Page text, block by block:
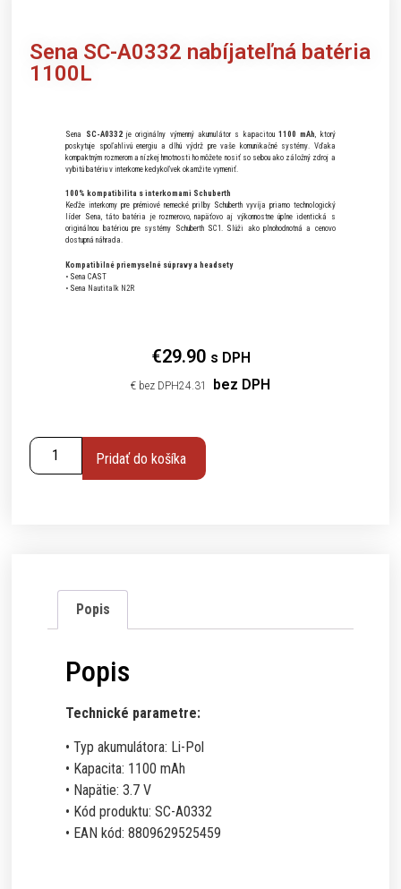
Sena SC-A0332 nabíjateľná batéria
1100L
Sena SC-A0332je originálny výmenný akumulátor s kapacitou 1100 mAh
, ktorý
poskytuje spoľahlivú energiu a dlhú výdrž pre vaše komunikačné systémy. Vďaka
kompaktným rozmerom a nízkej hmotnosti ho môžete nosiť so sebou ako záložný zdroj a
vybitú batériu v interkome kedykoľvek okamžite vymeniť.
100% kompatibilita s interkomami Schuberth
Keďže interkomy pre prémiové nemecké prilby Schuberth vyvíja priamo technologický
líder Sena, táto batéria je rozmerovo, napäťovo aj výkonnostne úplne identická s
originálnou batériou pre systémy Schuberth SC1. Slúži ako plnohodnotná a cenovo
dostupná náhrada.
Kompatibilné priemyselné súpravy a headsety
• Sena CAST
• Sena Nautitalk N2R
€29.90 s DPH
€ 24.31 bez DPH
Pridať do košíka
Popis
Popis
Technické parametre:
• Typ akumulátora: Li-Pol
• Kapacita: 1100 mAh
• Napätie: 3.7 V
• Kód produktu: SC-A0332
• EAN kód: 8809629525459